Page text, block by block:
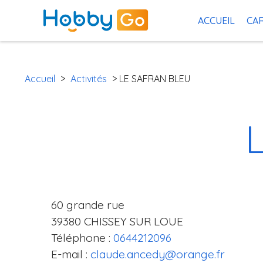
ACCUEIL
Accueil > Activités > LE SAFRAN BLEU
60 grande rue
39380 CHISSEY SUR LOUE
Téléphone : 0644212096
E-mail : claude.ancedy@orange.fr